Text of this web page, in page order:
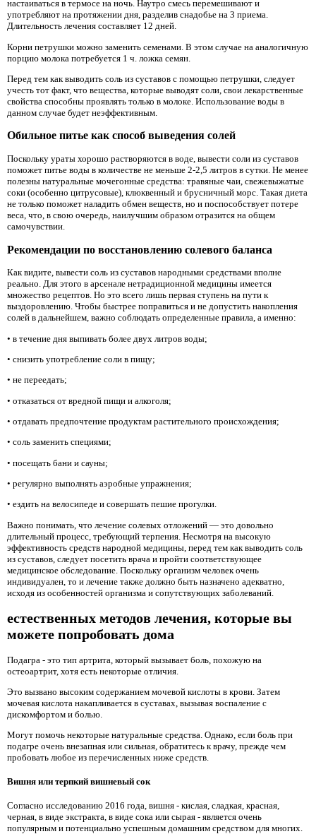
настаиваться в термосе на ночь. Наутро смесь перемешивают и
употребляют на протяжении дня, разделив снадобье на 3 приема.
Длительность лечения составляет 12 дней.
Корни петрушки можно заменить семенами. В этом случае на аналогичную
порцию молока потребуется 1 ч. ложка семян.
Перед тем как выводить соль из суставов с помощью петрушки, следует
учесть тот факт, что вещества, которые выводят соли, свои лекарственные
свойства способны проявлять только в молоке. Использование воды в
данном случае будет неэффективным.
Обильное питье как способ выведения солей
Поскольку ураты хорошо растворяются в воде, вывести соли из суставов
поможет питье воды в количестве не меньше 2-2,5 литров в сутки. Не менее
полезны натуральные мочегонные средства: травяные чаи, свежевыжатые
соки (особенно цитрусовые), клюквенный и брусничный морс. Такая диета
не только поможет наладить обмен веществ, но и поспособствует потере
веса, что, в свою очередь, наилучшим образом отразится на общем
самочувствии.
Рекомендации по восстановлению солевого баланса
Как видите, вывести соль из суставов народными средствами вполне
реально. Для этого в арсенале нетрадиционной медицины имеется
множество рецептов. Но это всего лишь первая ступень на пути к
выздоровлению. Чтобы быстрее поправиться и не допустить накопления
солей в дальнейшем, важно соблюдать определенные правила, а именно:
• в течение дня выпивать более двух литров воды;
• снизить употребление соли в пищу;
• не переедать;
• отказаться от вредной пищи и алкоголя;
• отдавать предпочтение продуктам растительного происхождения;
• соль заменить специями;
• посещать бани и сауны;
• регулярно выполнять аэробные упражнения;
• ездить на велосипеде и совершать пешие прогулки.
Важно понимать, что лечение солевых отложений — это довольно
длительный процесс, требующий терпения. Несмотря на высокую
эффективность средств народной медицины, перед тем как выводить соль
из суставов, следует посетить врача и пройти соответствующее
медицинское обследование. Поскольку организм человек очень
индивидуален, то и лечение также должно быть назначено адекватно,
исходя из особенностей организма и сопутствующих заболеваний.
естественных методов лечения, которые вы
можете попробовать дома
Подагра - это тип артрита, который вызывает боль, похожую на
остеоартрит, хотя есть некоторые отличия.
Это вызвано высоким содержанием мочевой кислоты в крови. Затем
мочевая кислота накапливается в суставах, вызывая воспаление с
дискомфортом и болью.
Могут помочь некоторые натуральные средства. Однако, если боль при
подагре очень внезапная или сильная, обратитесь к врачу, прежде чем
пробовать любое из перечисленных ниже средств.
Вишня или терпкий вишневый сок
Согласно исследованию 2016 года, вишня - кислая, сладкая, красная,
черная, в виде экстракта, в виде сока или сырая - является очень
популярным и потенциально успешным домашним средством для многих.